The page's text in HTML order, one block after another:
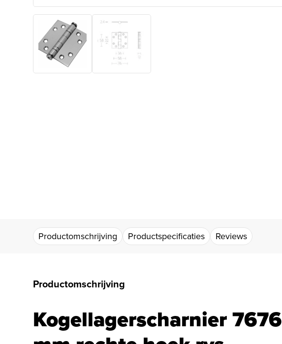
Productomschrijving Productspecificaties Reviews
Productomschrijving
Kogellagerscharnier 7676